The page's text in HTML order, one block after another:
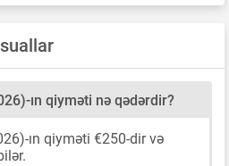
ın qiyməti nə qədərdir?
ın qiyməti €250-dir və